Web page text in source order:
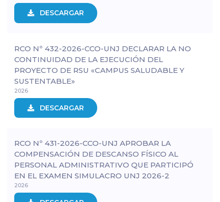
DESCARGAR
RCO Nº 432-2026-CCO-UNJ DECLARAR LA NO
CONTINUIDAD DE LA EJECUCIÓN DEL
PROYECTO DE RSU «CAMPUS SALUDABLE Y
SUSTENTABLE»
2026
DESCARGAR
RCO Nº 431-2026-CCO-UNJ APROBAR LA
COMPENSACIÓN DE DESCANSO FÍSICO AL
PERSONAL ADMINISTRATIVO QUE PARTICIPÓ
EN EL EXAMEN SIMULACRO UNJ 2026-2
2026